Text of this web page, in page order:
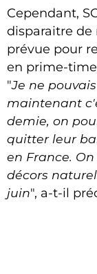
Cependant,
disparaitre de
prévue pour
en prime-time
"Je ne
maintenant
demie, on
quitter leur
en France.
décors
juin", a-t-il